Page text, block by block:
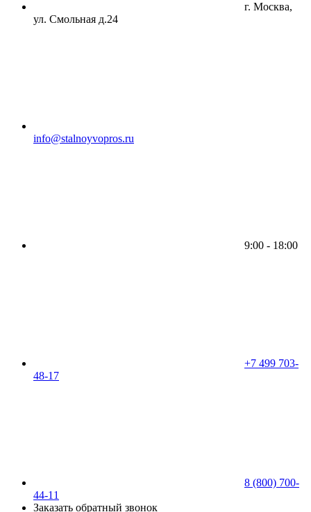
г. Москва,
ул. Смольная д.24
info@stalnoyvopros.ru
9:00 - 18:00
+7 499 703-
48-17
8 (800) 700-
44-11
Заказать обратный звонок